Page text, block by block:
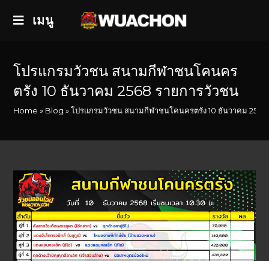
เมนู
โปรแกรมวัวชน สนามกีฬาชนโคนคร
ตรัง 10 ธันวาคม 2568 รายการวัวชน
Home » Blog »โปรแกรมวัวชน สนามกีฬาชนโคนครตรัง 10 ธันวาคม